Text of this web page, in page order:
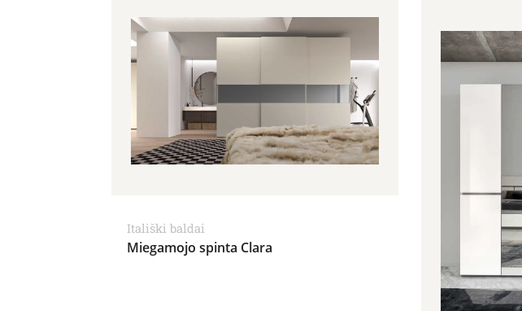
Itališki baldai
Miegamojo spinta Clara